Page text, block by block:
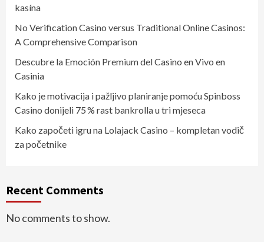
kasína
No Verification Casino versus Traditional Online Casinos:
A Comprehensive Comparison
Descubre la Emoción Premium del Casino en Vivo en
Casinia
Kako je motivacija i pažljivo planiranje pomoću Spinboss
Casino donijeli 75 % rast bankrolla u tri mjeseca
Kako započeti igru na Lolajack Casino – kompletan vodič
za početnike
Recent Comments
No comments to show.